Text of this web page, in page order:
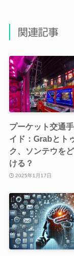
関連記事
プーケット交通
イド：Grabとト
ク、ソンテウを
ける？
2025年1月17日